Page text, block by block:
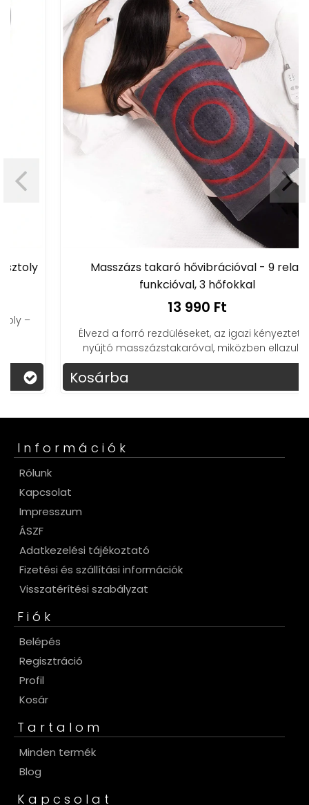
Masszázs takaró hővibrációval - 9 relax
funkcióval, 3 hőfokkal
13 990 Ft
Élvezd a forró rezdüléseket, az igazi kényeztetést
nyújtó masszázstakaróval, miközben ellazulsz!
Kosárba
Információk
Rólunk
Kapcsolat
Impresszum
ÁSZF
Adatkezelési tájékoztató
Fizetési és szállítási információk
Visszatérítési szabályzat
Fiók
Belépés
Regisztráció
Profil
Kosár
Tartalom
Minden termék
Blog
Kapcsolat